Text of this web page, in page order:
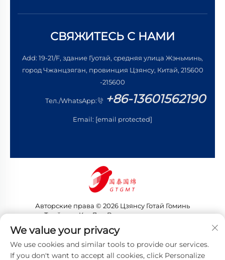
СВЯЖИТЕСЬ С НАМИ
Add: 19-21/F, здание Гуотай, средняя улица Жэньминь,
город Чжанцзяган, провинция Цзянсу, Китай, 215600
-215600
Тел./WhatsApp: +86-13601562190
Email: [email protected]
Авторские права © 2026 Цзянсу Готай Гоминь
Трейдинг Ко., Лтд. Все права защищены
Политика конфиденциальности
We value your privacy
We use cookies and similar tools to provide our services.
If you don't want to accept all cookies, click Personalize